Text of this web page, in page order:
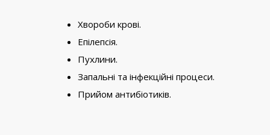
Хвороби крові.
Епілепсія.
Пухлини.
Запальні та інфекційні процеси.
Прийом антибіотиків.